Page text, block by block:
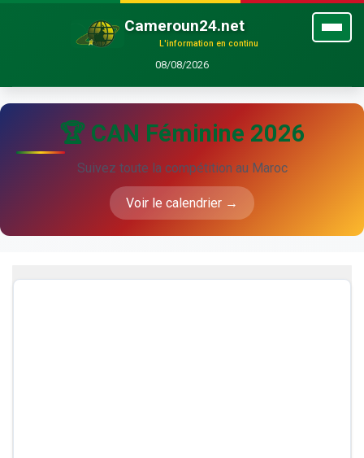
Cameroun24.net
L'information en continu
08/08/2026
🏆 CAN Féminine 2026
Suivez toute la compétition au Maroc
Voir le calendrier →